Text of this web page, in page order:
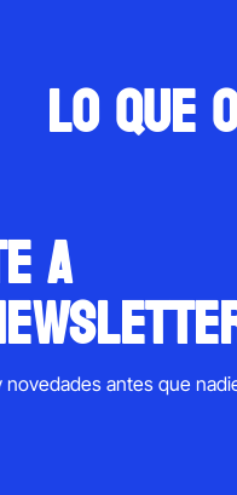
Lo
a
novedades antes que